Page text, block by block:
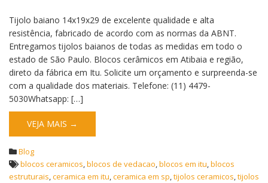
Tijolo baiano 14x19x29 de excelente qualidade e alta
resistência, fabricado de acordo com as normas da ABNT.
Entregamos tijolos baianos de todas as medidas em todo o
estado de São Paulo. Blocos cerâmicos em Atibaia e região,
direto da fábrica em Itu. Solicite um orçamento e surpreenda-se
com a qualidade dos materiais. Telefone: (11) 4479-
5030Whatsapp: […]
VEJA MAIS →
Blog
blocos ceramicos,blocos de vedacao,blocos em itu,blocos
estruturais,ceramica em itu,ceramica em sp,tijolos ceramicos,tijolos